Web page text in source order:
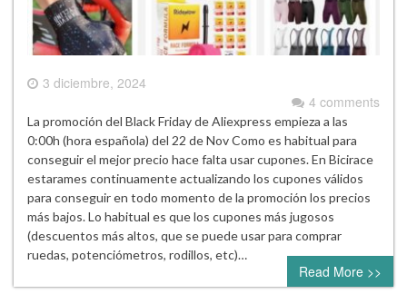
3 diciembre, 2024
4 comments
La promoción del Black Friday de Aliexpress empieza a las
0:00h (hora española) del 22 de Nov Como es habitual para
conseguir el mejor precio hace falta usar cupones. En Bicirace
estarames continuamente actualizando los cupones válidos
para conseguir en todo momento de la promoción los precios
más bajos. Lo habitual es que los cupones más jugosos
(descuentos más altos, que se puede usar para comprar
ruedas, potenciómetros, rodillos, etc)…
Read More >>